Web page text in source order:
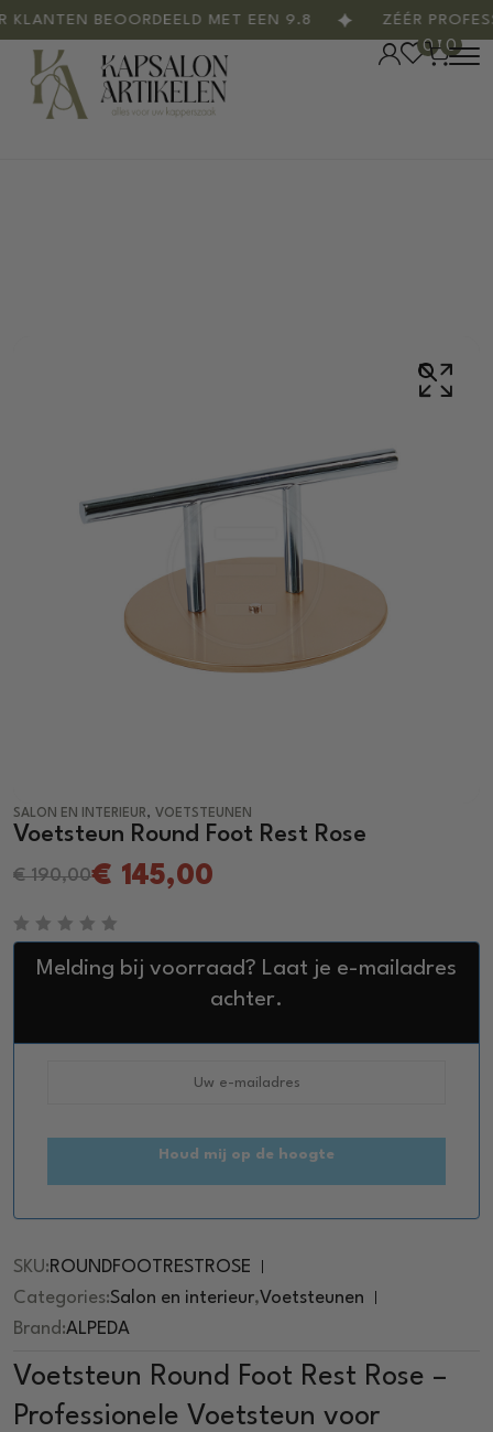
BEOORDEELD MET EEN 9.8 ZÉÉR
0 0
SALON EN INTERIEUR, VOETSTEUNEN
Voetsteun Round Foot Rest Rose
€190,00€ 145,00
R
Melding bij voorraad? Laat je e-mailadres
achter.
Houd mij op de hoogte
SKU:ROUNDFOOTRESTROSE
Categories:Salon en interieur,Voetsteunen
Brand:ALPEDA
Voetsteun Round Foot Rest Rose –
Professionele Voetsteun voor